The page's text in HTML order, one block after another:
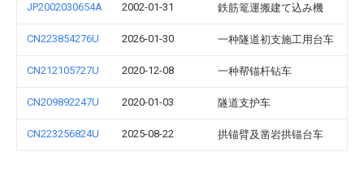
JP2002030654A 2002-01-31 鉄筋篭運搬建て込み機
CN223854276U 2026-01-30 一种隧道初支施工用台车
CN212105727U 2020-12-08 一种帮锚杆钻车
CN209892247U 2020-01-03 隧道支护车
CN223256824U 2025-08-22 拱锚臂及凿岩拱锚台车